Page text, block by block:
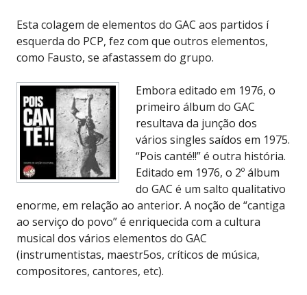
Esta colagem de elementos do GAC aos partidos í
esquerda do PCP, fez com que outros elementos,
como Fausto, se afastassem do grupo.
Embora editado em 1976, o
primeiro álbum do GAC
resultava da junção dos
vários singles saídos em 1975.
“Pois canté!!” é outra história.
Editado em 1976, o 2º álbum
do GAC é um salto qualitativo
enorme, em relação ao anterior. A noção de “cantiga
ao serviço do povo” é enriquecida com a cultura
musical dos vários elementos do GAC
(instrumentistas, maestr5os, críticos de música,
compositores, cantores, etc).